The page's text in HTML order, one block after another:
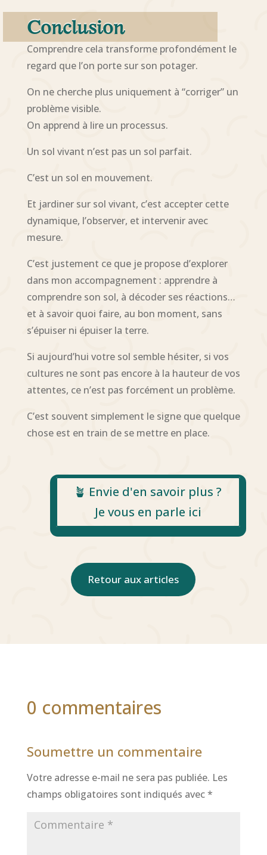
Conclusion
Comprendre cela transforme profondément le
regard que l’on porte sur son potager.
On ne cherche plus uniquement à “corriger” un
problème visible.
On apprend à lire un processus.
Un sol vivant n’est pas un sol parfait.
C’est un sol en mouvement.
Et jardiner sur sol vivant, c’est accepter cette
dynamique, l’observer, et intervenir avec
mesure.
C’est justement ce que je propose d’explorer
dans mon accompagnement : apprendre à
comprendre son sol, à décoder ses réactions…
et à savoir quoi faire, au bon moment, sans
s’épuiser ni épuiser la terre.
Si aujourd’hui votre sol semble hésiter, si vos
cultures ne sont pas encore à la hauteur de vos
attentes, ce n’est pas forcément un problème.
C’est souvent simplement le signe que quelque
chose est en train de se mettre en place.
🪴 Envie d'en savoir plus ?
Je vous en parle ici
Retour aux articles
0 commentaires
Soumettre un commentaire
Votre adresse e-mail ne sera pas publiée. Les
champs obligatoires sont indiqués avec*